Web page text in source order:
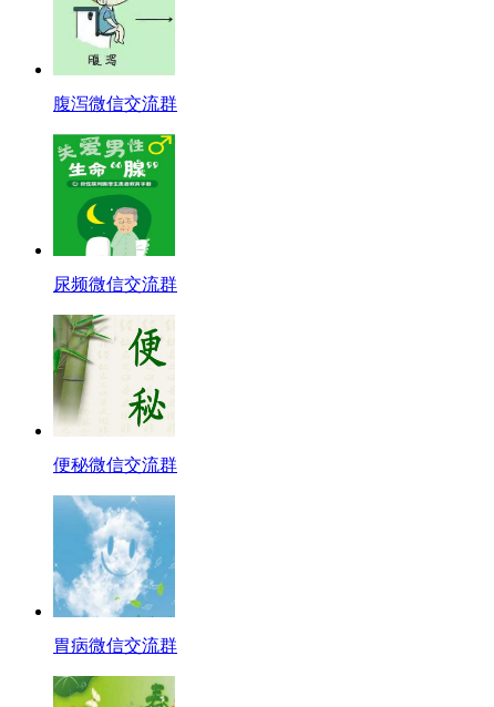
腹泻微信交流群
尿频微信交流群
便秘微信交流群
胃病微信交流群